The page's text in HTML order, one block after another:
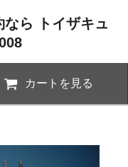
ら トイザキュ
カートを見る